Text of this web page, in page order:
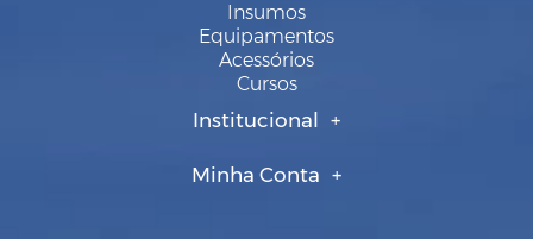
Insumos
Equipamentos
Acessórios
Cursos
Institucional
Minha Conta